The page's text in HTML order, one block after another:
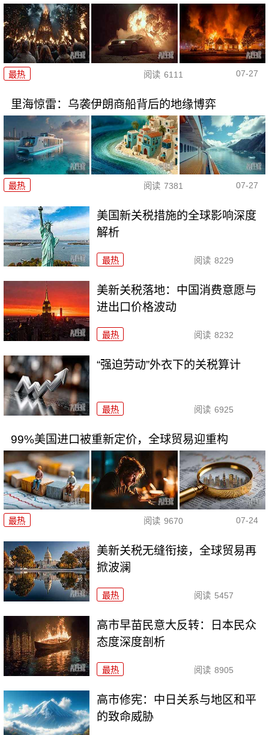
最热 阅读 6111 07-27
里海惊雷：乌袭伊朗商船背后的地缘博弈
最热 阅读 7381 07-27
美国新关税措施的全球影响深度
解析
最热 阅读 8229
美新关税落地：中国消费意愿与
进出口价格波动
最热 阅读 8232
“强迫劳动”外衣下的关税算计
最热 阅读 6925
99%美国进口被重新定价，全球贸易迎重构
最热 阅读 9670 07-24
美新关税无缝衔接，全球贸易再
掀波澜
最热 阅读 5457
高市早苗民意大反转：日本民众
态度深度剖析
最热 阅读 8905
高市修宪：中日关系与地区和平
的致命威胁